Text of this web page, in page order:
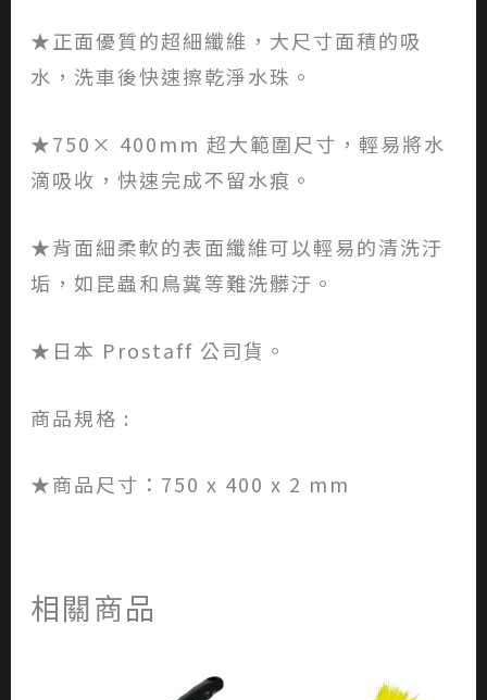
★正面優質的超細纖維，大尺寸面積的吸
水，洗車後快速擦乾淨水珠。
★750× 400mm 超大範圍尺寸，輕易將水
滴吸收，快速完成不留水痕。
★背面細柔軟的表面纖維可以輕易的清洗汙
垢，如昆蟲和鳥糞等難洗髒汙。
★日本 Prostaff 公司貨。
商品規格 :
★商品尺寸：750 x 400 x 2 mm
相關商品